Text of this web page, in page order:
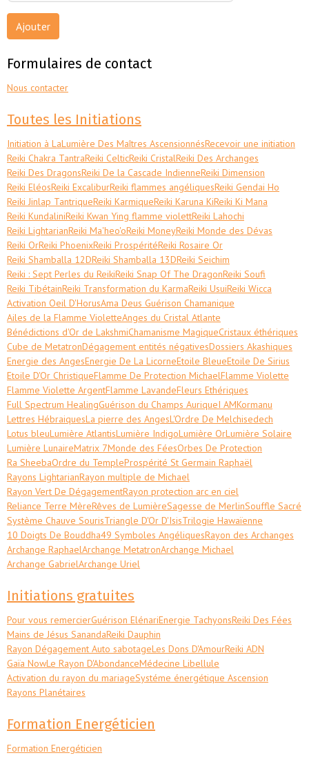
Ajouter
Formulaires de contact
Nous contacter
Toutes les Initiations
Initiation à LaLumière Des Maîtres AscensionnésRecevoir une initiation
Reiki Chakra TantraReiki CelticReiki CristalReiki Des Archanges
Reiki Des DragonsReiki De la Cascade IndienneReiki Dimension
Reiki EléosReiki ExcaliburReiki flammes angéliquesReiki Gendai Ho
Reiki Jinlap TantriqueReiki KarmiqueReiki Karuna KiReiki Ki Mana
Reiki KundaliniReiki Kwan Ying flamme violettReiki Lahochi
Reiki LightarianReiki Ma'heo'oReiki MoneyReiki Monde des Dévas
Reiki OrReiki PhoenixReiki ProspéritéReiki Rosaire Or
Reiki Shamballa 12DReiki Shamballa 13DReiki Seichim
Reiki : Sept Perles du ReikiReiki Snap Of The DragonReiki Soufi
Reiki TibétainReiki Transformation du KarmaReiki UsuiReiki Wicca
Activation Oeil D'HorusAma Deus Guérison Chamanique
Ailes de la Flamme VioletteAnges du Cristal Atlante
Bénédictions d'Or de LakshmiChamanisme MagiqueCristaux éthériques
Cube de MetatronDégagement entités négativesDossiers Akashiques
Energie des AngesEnergie De La LicorneEtoile BleueEtoile De Sirius
Etoile D'Or ChristiqueFlamme De Protection MichaelFlamme Violette
Flamme Violette ArgentFlamme LavandeFleurs Ethériques
Full Spectrum HealingGuérison du Champs AuriqueI AMKormanu
Lettres HébraiquesLa pierre des AngesL'Ordre De Melchisedech
Lotus bleuLumière AtlantisLumière IndigoLumière OrLumière Solaire
Lumière LunaireMatrix 7Monde des FéesOrbes De Protection
Ra SheebaOrdre du TempleProspérité St Germain Raphaël
Rayons LightarianRayon multiple de Michael
Rayon Vert De DégagementRayon protection arc en ciel
Reliance Terre MèreRêves de LumièreSagesse de MerlinSouffle Sacré
Système Chauve SourisTriangle D'Or D'IsisTrilogie Hawaïenne
10 Doigts De Bouddha49 Symboles AngéliquesRayon des Archanges
Archange RaphaelArchange MetatronArchange Michael
Archange GabrielArchange Uriel
Initiations gratuites
Pour vous remercierGuérison ElénariEnergie TachyonsReiki Des Fées
Mains de Jésus SanandaReiki Dauphin
Rayon Dégagement Auto sabotageLes Dons D'AmourReiki ADN
Gaïa NowLe Rayon D'AbondanceMédecine Libellule
Activation du rayon du mariageSystéme énergétique Ascension
Rayons Planétaires
Formation Energéticien
Formation Energéticien